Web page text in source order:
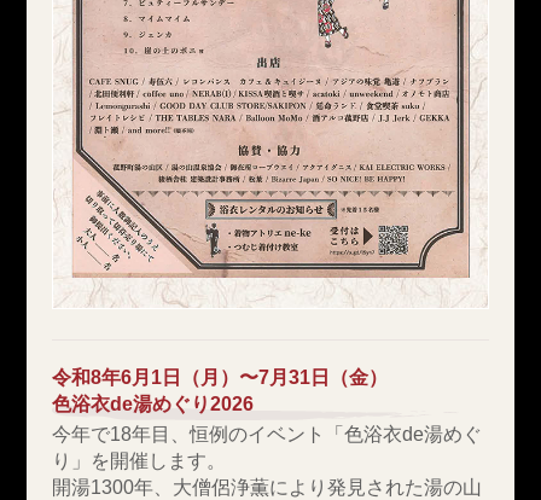
令和8年6月1日（月）〜7月31日（金）
色浴衣de湯めぐり2026
今年で18年目、恒例のイベント「色浴衣de湯めぐ
り」を開催します。
開湯1300年、大僧侶浄薫により発見された湯の山